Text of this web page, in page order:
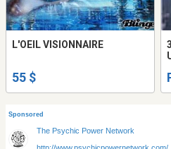
L'OEIL VISIONNAIRE
55 $